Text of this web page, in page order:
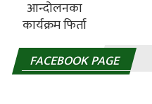
FACEBOOK PAGE